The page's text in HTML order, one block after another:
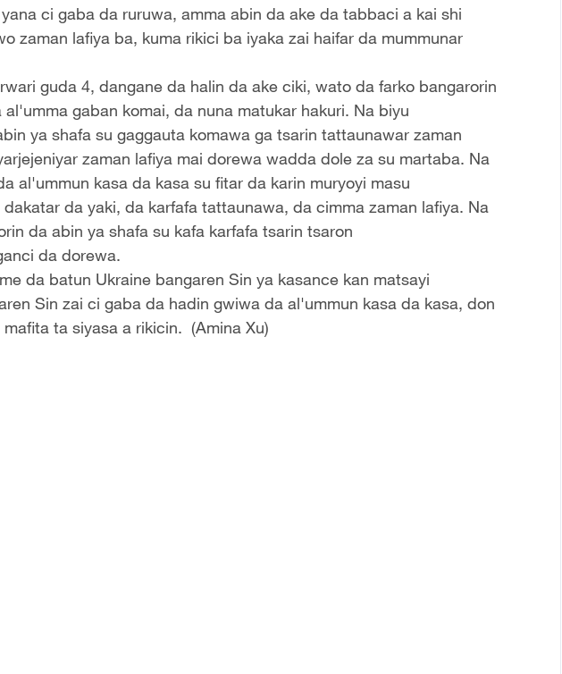
ci gaba da ruruwa, amma abin da ake da tabbaci a kai shi
zaman lafiya ba, kuma rikici ba iyaka zai haifar da mummunar
guda 4, dangane da halin da ake ciki, wato da farko bangarorin
gaban komai, da nuna matukar hakuri. Na biyu
ya shafa su gaggauta komawa ga tsarin tattaunawar zaman
zaman lafiya mai dorewa wadda dole za su martaba. Na
al'ummun kasa da kasa su fitar da karin muryoyi masu
da yaki, da karfafa tattaunawa, da cimma zaman lafiya. Na
da abin ya shafa su kafa karfafa tsarin tsaron
da dorewa.
da batun Ukraine bangaren Sin ya kasance kan matsayi
Sin zai ci gaba da hadin gwiwa da al'ummun kasa da kasa, don
ta siyasa a rikicin. (Amina Xu)